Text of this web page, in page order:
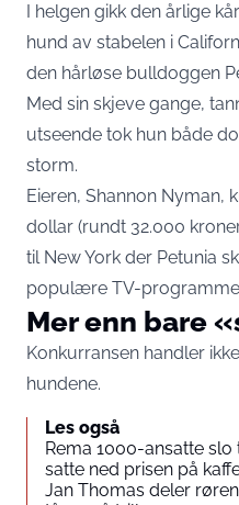
I helgen gikk den årlige
hund av stabelen i
den hårløse bulldoggen
Med sin skjeve gange,
utseende tok hun både
storm.
Eieren, Shannon Nyman,
dollar (rundt 32.000
til New York der Petunia
populære TV-
Mer enn bare
Konkurransen handler
hundene.
Les også
Rema 1000-ansatte
satte ned prisen på
Jan Thomas deler